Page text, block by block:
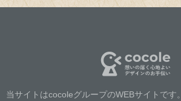
当サイトはcocoleグループのWEBサイトです。